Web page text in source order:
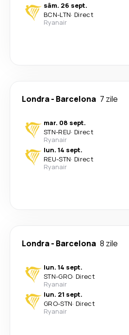
sâm. 26 sept.
BCN-LTN· Direct
Ryanair
Londra- Barcelona 7 zile
mar. 08 sept.
STN-REU· Direct
Ryanair
lun. 14 sept.
REU-STN· Direct
Ryanair
Londra- Barcelona 8 zile
lun. 14 sept.
STN-GRO· Direct
Ryanair
lun. 21 sept.
GRO-STN· Direct
Ryanair